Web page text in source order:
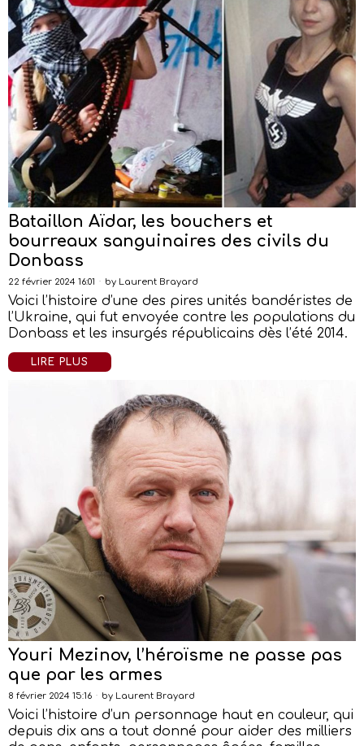
Bataillon Aïdar, les bouchers et
bourreaux sanguinaires des civils du
Donbass
22 février 2024 16:01 by Laurent Brayard
Voici l’histoire d’une des pires unités bandéristes de
l’Ukraine, qui fut envoyée contre les populations du
Donbass et les insurgés républicains dès l’été 2014.
LIRE PLUS
Youri Mezinov, l’héroïsme ne passe pas
que par les armes
8 février 2024 15:16 by Laurent Brayard
Voici l’histoire d’un personnage haut en couleur, qui
depuis dix ans a tout donné pour aider des milliers